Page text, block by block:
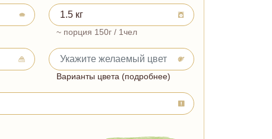
~ порция 150г / 1чел
Варианты цвета (подробнее)